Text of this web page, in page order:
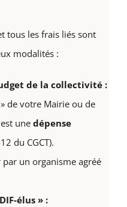
tous les frais liés sont
modalités :
de la collectivité :
de votre Mairie ou de
une dépense
du CGCT).
un organisme agréé
élus » :